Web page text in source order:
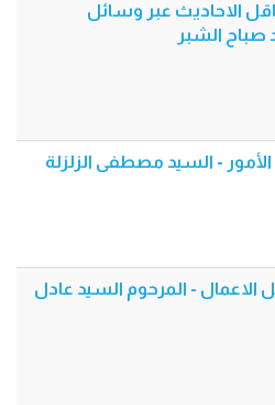
الاحاديث عبر وسائل
صباح الشبر
الأمور - السيد مصطفى الزلزلة
الاعمال - المرحوم السيد عادل